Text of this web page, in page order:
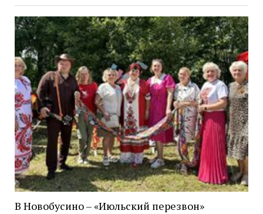
В Новобусино – «Июльский перезвон»